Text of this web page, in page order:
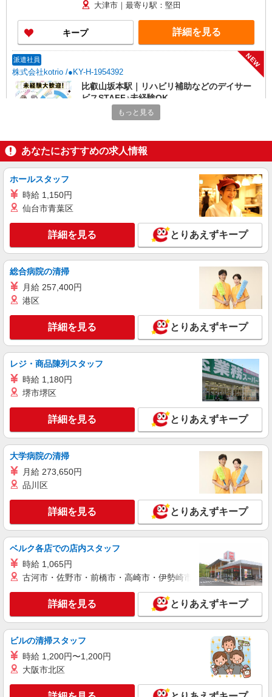
大津市｜最寄り駅：堅田
キープ 詳細を見る
派遣社員
株式会社kotrio /●KY-H-1954392
NEW
比叡山坂本駅｜リハビリ補助などのデイサー
ビスSTAFF♪未経験OK
時給1550円〜2187円 ＜日払い有/週払い有/交
大津市坂本周辺｜中学校近く！
キープ 詳細を見る
派遣社員
株式会社kotrio /●KY-H-1957005
NEW
堅田駅★シフト柔軟で長く働きやすいシニア
向けマンション
時給1550円〜2187円 ＜日払い有/週払い有/交
詳細を見る
株式会社kotrio /●KY-H-1992220
NEW
膳所駅⇒需要のある福祉業界で介護デビュー
＊資格支援あり
時給1550円〜2187円 ＜日払い有/週払い有/交
大津市内 最寄り駅：膳所
キープ 詳細を見る
派遣社員
株式会社kotrio /●KY-H-1274819
NEW
障がい者デイで送迎/補助＠堅田駅すぐ！運転
できる方は即戦力
時給1500円〜2100円 ＜日払い有/週払い有/交
通費全支給(ガソリン代含む)＞
大津市本堅田周辺 ほか市内多数
キープ 詳細を見る
派遣社員
株式会社kotrio /●KY-H-2101165
NEW
＼日払いも選べる／膳所駅＊高級シニアマン
ションSTAFF募集
時給1550円〜2187円 ＜日払い有/週払い有/交
通費全支給(ガソリン代含む)＞
もっと見る
あなたにおすすめの求人情報
ホールスタッフ
時給 1,150円
仙台市青葉区
詳細を見る とりあえずキープ
総合病院の清掃
月給 257,400円
港区
詳細を見る とりあえずキープ
レジ・商品陳列スタッフ
時給 1,180円
堺市堺区
詳細を見る とりあえずキープ
大学病院の清掃
月給 273,650円
品川区
詳細を見る とりあえずキープ
ベルク各店での店内スタッフ
時給 1,065円
古河市・佐野市・前橋市・高崎市・伊勢崎市・太田市・館林市
詳細を見る とりあえずキープ
ビルの清掃スタッフ
時給 1,200円〜1,200円
大阪市北区